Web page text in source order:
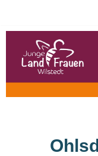
Zum
springen